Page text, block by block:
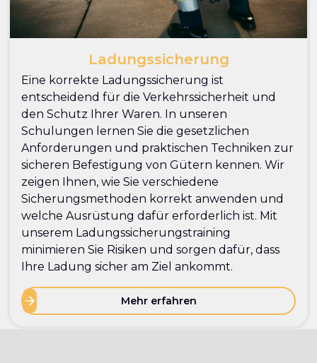
Ladungssicherung
Eine korrekte Ladungssicherung ist
entscheidend für die Verkehrssicherheit und
den Schutz Ihrer Waren. In unseren
Schulungen lernen Sie die gesetzlichen
Anforderungen und praktischen Techniken zur
sicheren Befestigung von Gütern kennen. Wir
zeigen Ihnen, wie Sie verschiedene
Sicherungsmethoden korrekt anwenden und
welche Ausrüstung dafür erforderlich ist. Mit
unserem Ladungssicherungstraining
minimieren Sie Risiken und sorgen dafür, dass
Ihre Ladung sicher am Ziel ankommt.
Mehr erfahren